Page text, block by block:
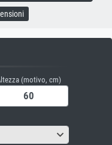
(motivo, cm)